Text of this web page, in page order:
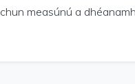
chun measúnú a